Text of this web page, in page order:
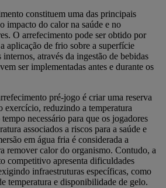
constituem uma das principais
impacto do calor na saúde e no
O arrefecimento pode ser obtido por
aplicação de frio sobre a superfície
através da ingestão de bebidas
ser implementadas antes e durante os
pré-jogo é criar uma reserva
exercício, reduzindo a temperatura
necessário para que os jogadores
associados a riscos para a saúde e
em água fria é considerada a
remover calor do organismo. Contudo, a
competitivo apresenta dificuldades
infraestruturas específicas, como
temperatura e disponibilidade de gelo.